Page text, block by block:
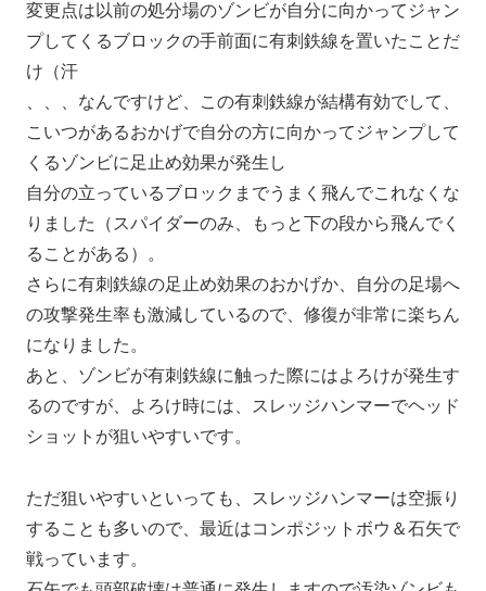
変更点は以前の処分場のゾンビが自分に向かってジャン
プしてくるブロックの手前面に有刺鉄線を置いたことだ
け（汗
、、、なんですけど、この有刺鉄線が結構有効でして、
こいつがあるおかげで自分の方に向かってジャンプして
くるゾンビに足止め効果が発生し
自分の立っているブロックまでうまく飛んでこれなくな
りました（スパイダーのみ、もっと下の段から飛んでく
ることがある）。
さらに有刺鉄線の足止め効果のおかげか、自分の足場へ
の攻撃発生率も激減しているので、修復が非常に楽ちん
になりました。
あと、ゾンビが有刺鉄線に触った際にはよろけが発生す
るのですが、よろけ時には、スレッジハンマーでヘッド
ショットが狙いやすいです。
ただ狙いやすいといっても、スレッジハンマーは空振り
することも多いので、最近はコンポジットボウ＆石矢で
戦っています。